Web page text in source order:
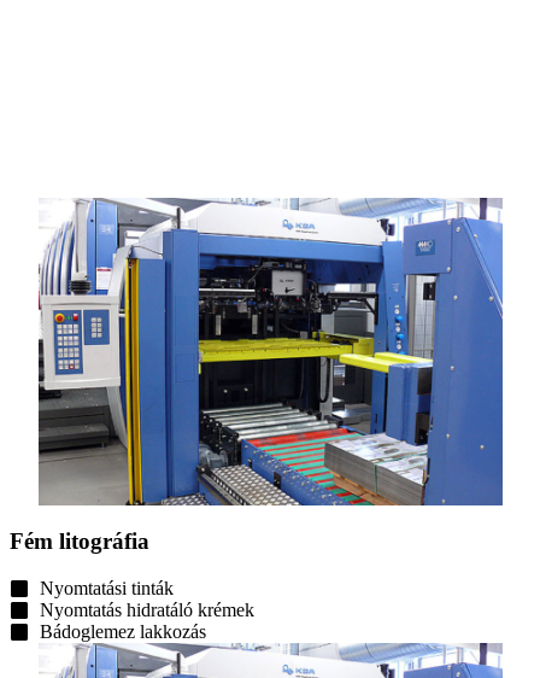
Fém litográfia
Nyomtatási tinták
Nyomtatás hidratáló krémek
Bádoglemez lakkozás